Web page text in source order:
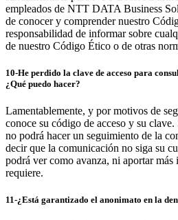
empleados de NTT DATA Business
de conocer y comprender nuestro
responsabilidad de informar sobre
de nuestro Código Ético o de otras
10-He perdido la clave de acceso para
¿Qué puedo hacer?
Lamentablemente, y por motivos de
conoce su código de acceso y su
no podrá hacer un seguimiento de la
decir que la comunicación no siga su
podrá ver como avanza, ni aportar
requiere.
11-¿Está garantizado el anonimato en la